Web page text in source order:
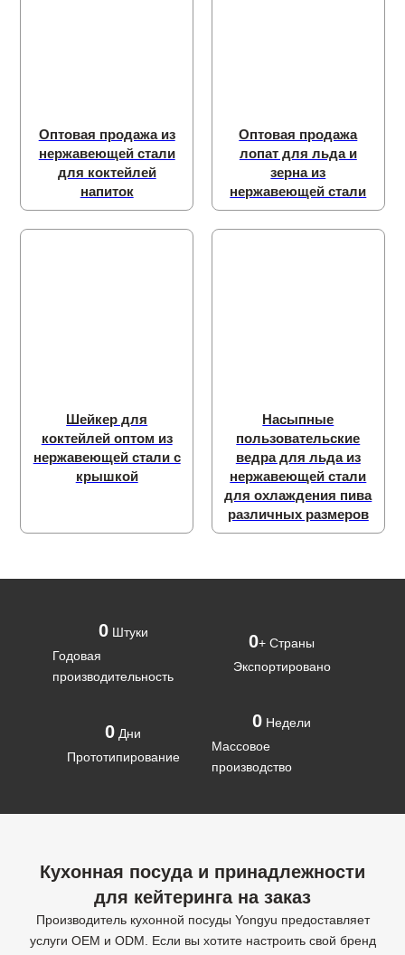
Оптовая продажа из
нержавеющей стали
для коктейлей
напиток
Оптовая продажа
лопат для льда и
зерна из
нержавеющей стали
Шейкер для
коктейлей оптом из
нержавеющей стали с
крышкой
Насыпные
пользовательские
ведра для льда из
нержавеющей стали
для охлаждения пива
различных размеров
0Штуки
Годовая
производительность
0+ Страны
Экспортировано
0 Дни
Прототипирование
0 Недели
Массовое
производство
Кухонная посуда и принадлежности
для кейтеринга на заказ
Производитель кухонной посуды Yongyu предоставляет
услуги OEM и ODM. Если вы хотите настроить свой бренд